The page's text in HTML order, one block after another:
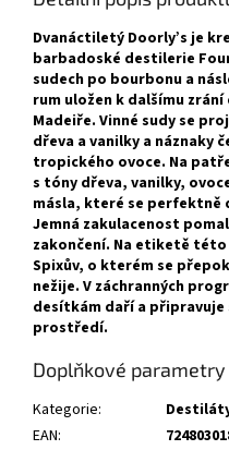
Dvanáctiletý Doorly’s je
barbadoské destilerie
sudech po bourbonu a
rum uložen k dalšímu
Madeiře. Vinné sudy se
dřeva a vanilky a náznaky
tropického ovoce. Na
s tóny dřeva, vanilky,
másla, které se perfektně
Jemná zakulacenost
zakončení. Na etiketě této
Spixův, o kterém se
nežije. V záchranných
desítkám daří a
prostředí.
Doplňkové parametry
Kategorie:
EAN: